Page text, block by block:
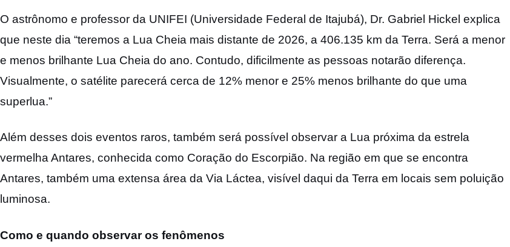
O astrônomo e professor da UNIFEI (Universidade Federal de Itajubá), Dr. Gabriel Hickel explica
que neste dia “teremos a Lua Cheia mais distante de 2026, a 406.135 km da Terra. Será a menor
e menos brilhante Lua Cheia do ano. Contudo, dificilmente as pessoas notarão diferença.
Visualmente, o satélite parecerá cerca de 12% menor e 25% menos brilhante do que uma
superlua.”
Além desses dois eventos raros, também será possível observar a Lua próxima da estrela
vermelha Antares, conhecida como Coração do Escorpião. Na região em que se encontra
Antares, também uma extensa área da Via Láctea, visível daqui da Terra em locais sem poluição
luminosa.
Como e quando observar os fenômenos